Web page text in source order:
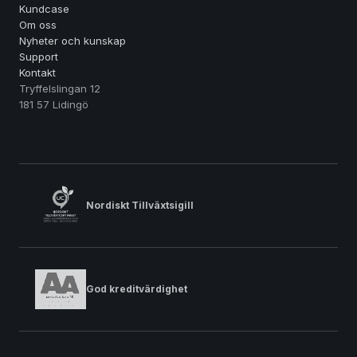
Kundcase
Om oss
Nyheter och kunskap
Support
Kontakt
Tryffelslingan 12
181 57 Lidingö
Nordiskt Tillväxtsigill
God kreditvärdighet